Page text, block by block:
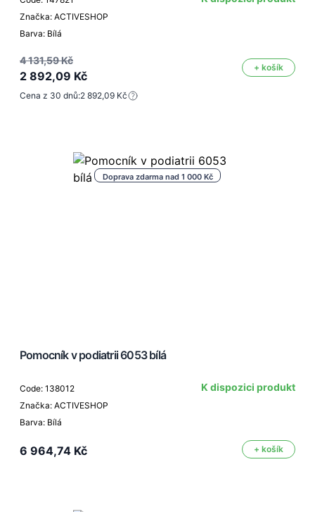
Značka: ACTIVESHOP
Barva: Bílá
4 131,59 Kč
2 892,09 Kč
+ košík
Cena z 30 dnů:2 892,09 Kč
Doprava zdarma nad 1 000 Kč
Pomocník v podiatrii 6053 bílá
Code: 138012
Značka: ACTIVESHOP
Barva: Bílá
K dispozici produkt
6 964,74 Kč + košík